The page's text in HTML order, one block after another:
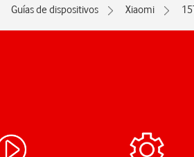
Guías de dispositivos Xiaomi